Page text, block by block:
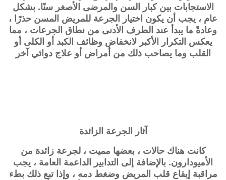
الاستجابات بين كبار السن والمرضى الأصغر سنًا. بشكل
عام ، يجب أن يكون اختيار الجرعة للمريض المسن حذرًا ،
وعادةً ما يبدأ عند الطرف الأدنى من نطاق الجرعات ، مما
يعكس التكرار الأكبر لانخفاض وظائف الكبد أو الكلى أو
القلب وما يصاحب ذلك من أمراض أو علاج دوائي آخر
آثار الجرعة الزائدة
كانت هناك حالات ، بعضها مميت ، لجرعة زائدة من
الأميودارون. بالإضافة إلى التدابير الداعمة العامة ، يجب
مراقبة إيقاع قلب المريض وضغط دمه ، وإذا تبع ذلك بطء